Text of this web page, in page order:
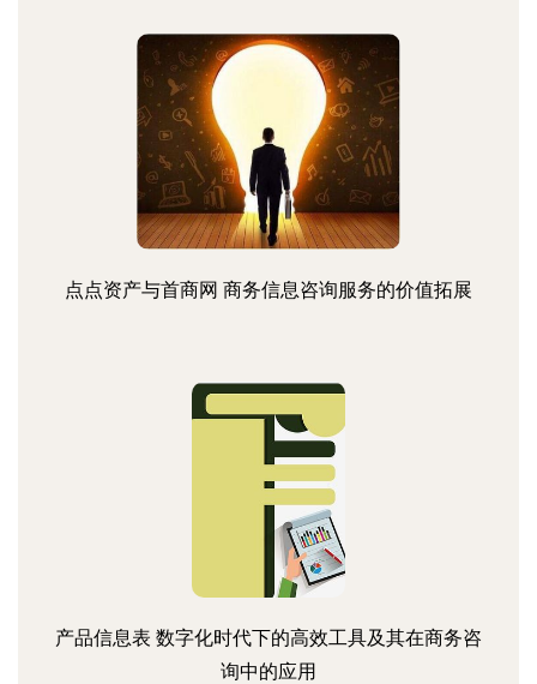
点点资产与首商网 商务信息咨询服务的价值拓展
产品信息表 数字化时代下的高效工具及其在商务咨
询中的应用